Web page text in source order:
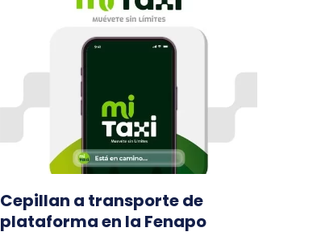
Cepillan a transporte de
plataforma en la Fenapo